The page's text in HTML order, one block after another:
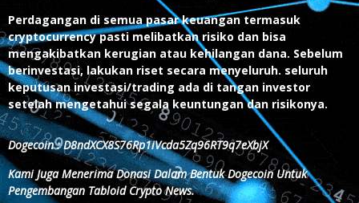
Perdagangan di semua pasar keuangan termasuk
cryptocurrency pasti melibatkan risiko dan bisa
mengakibatkan kerugian atau kehilangan dana. Sebelum
berinvestasi, lakukan riset secara menyeluruh. seluruh
keputusan investasi/trading ada di tangan investor
setelah mengetahui segala keuntungan dan risikonya.
Dogecoin : D8ndXCX8S76Rp1iVcda5Zq96RT9q7eXbjX
Kami Juga Menerima Donasi Dalam Bentuk Dogecoin Untuk
Pengembangan Tabloid Crypto News.